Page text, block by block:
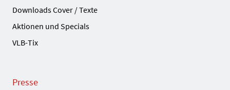
Downloads Cover / Texte
Aktionen und Specials
VLB-Tix
Presse